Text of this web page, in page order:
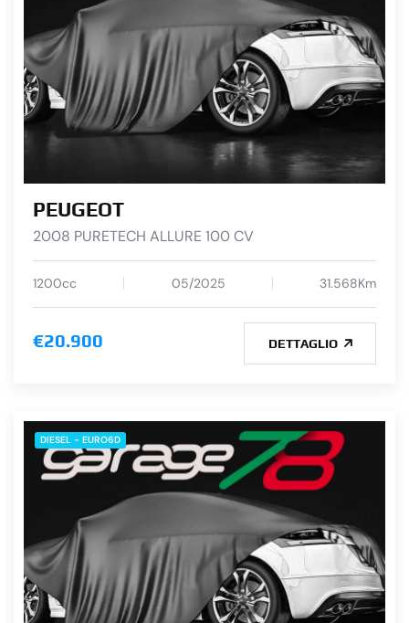
PEUGEOT
2008 PURETECH ALLURE 100 CV
1200cc 05/2025 31.568Km
€20.900 DETTAGLIO
DIESEL - EURO6D